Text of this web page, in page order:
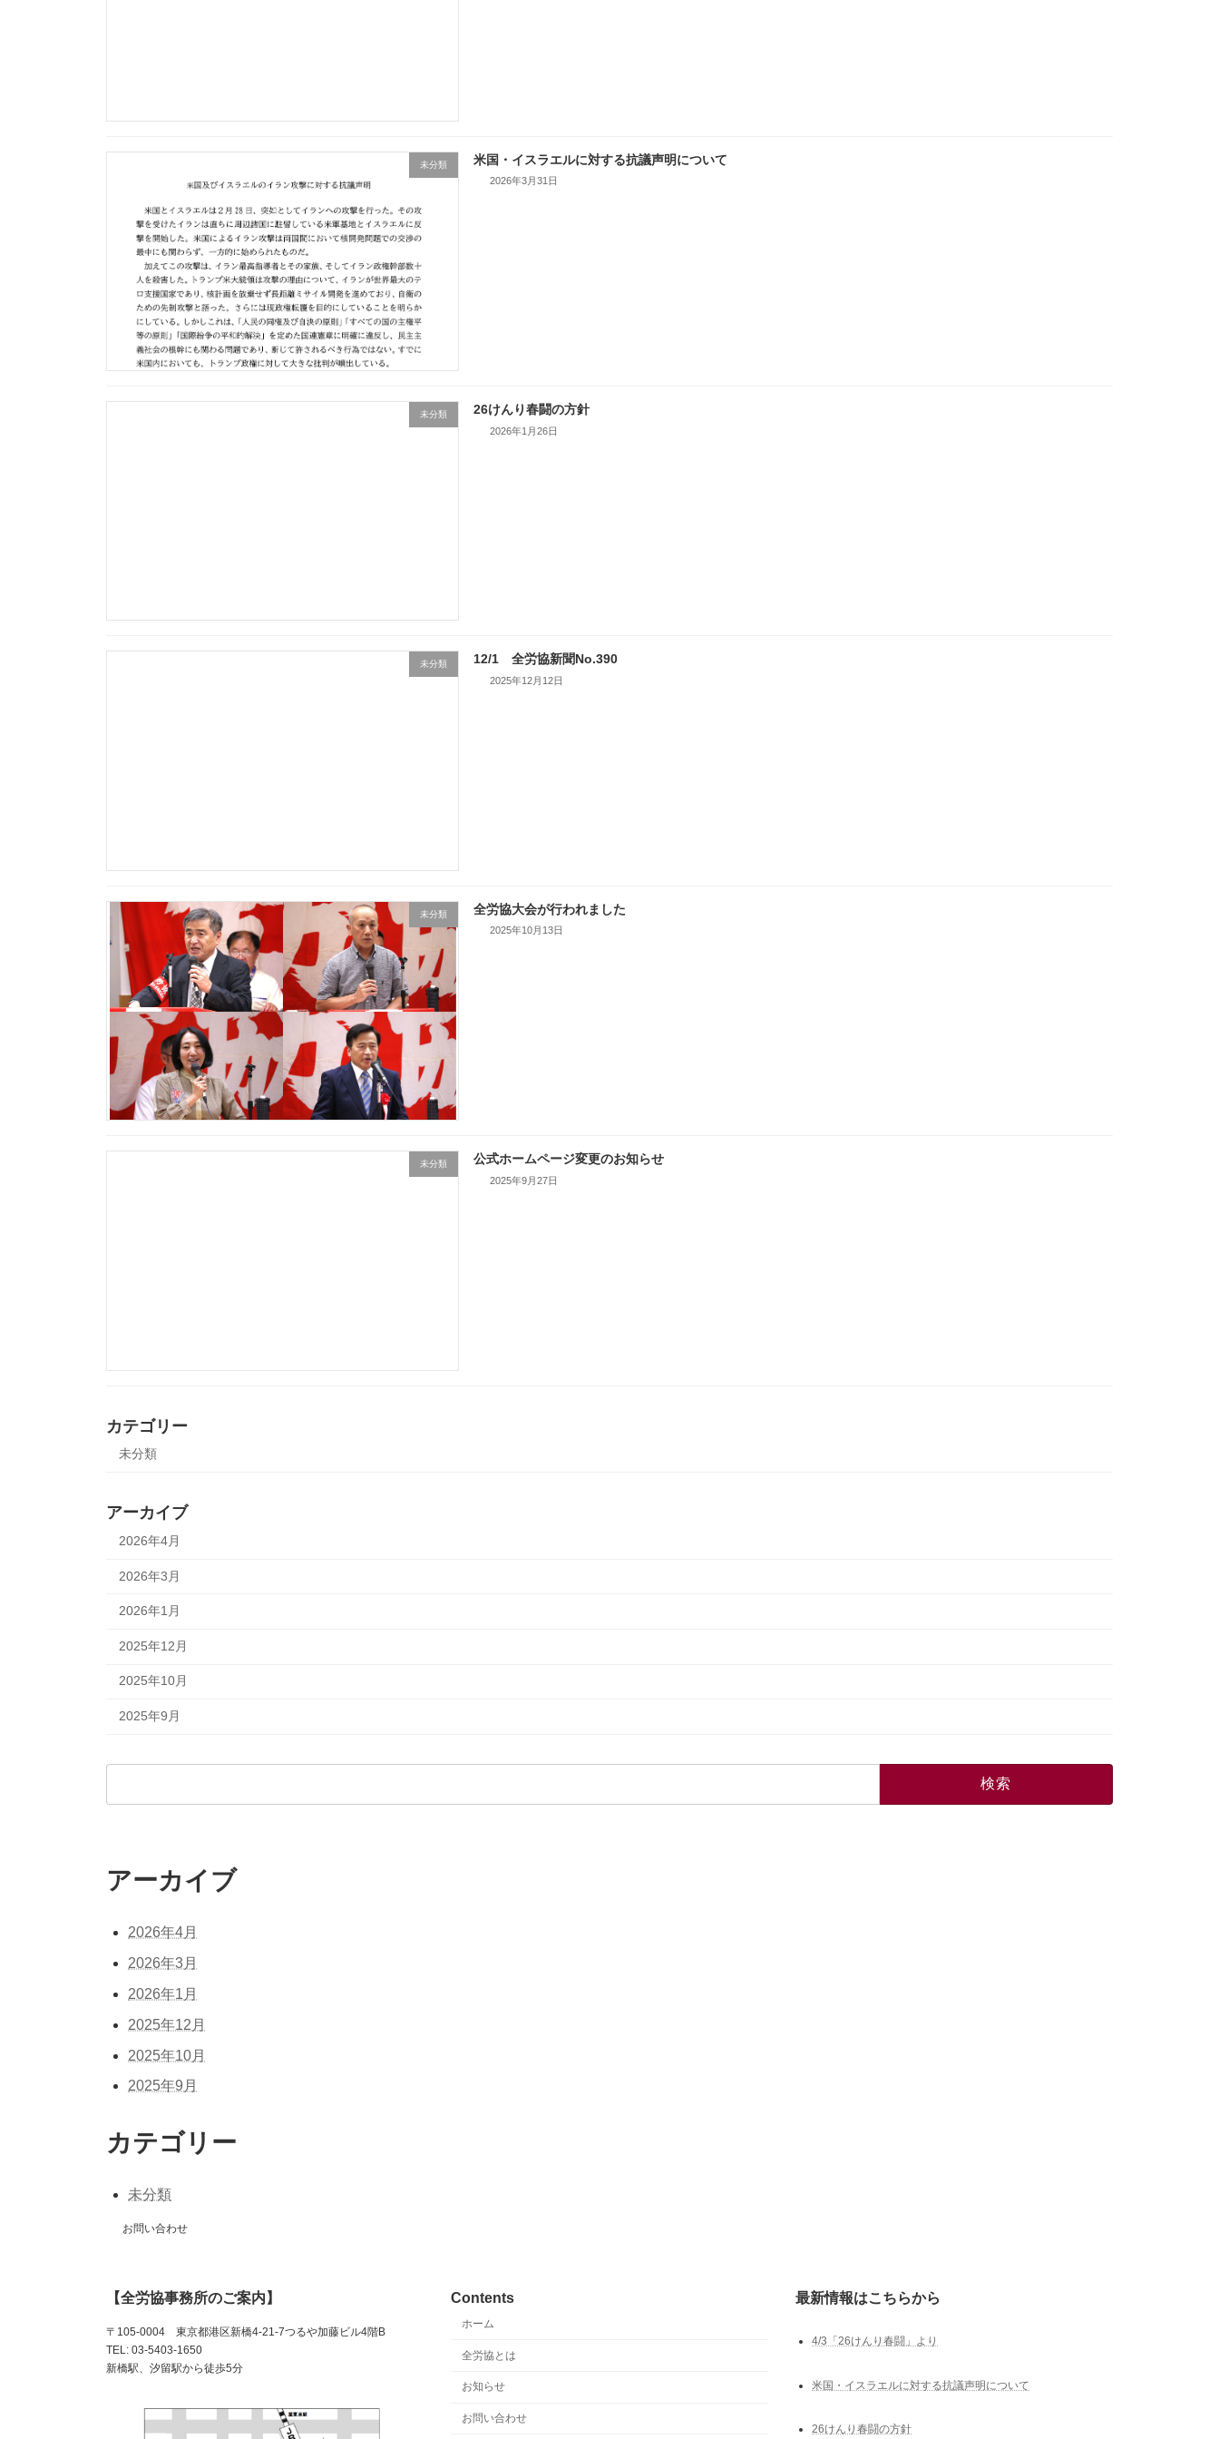
未分類 米国・イスラエルに対する抗議声明について
2026年3月31日
未分類 26けんり春闘の方針
2026年1月26日
未分類 12/1 全労協新聞No.390
2025年12月12日
未分類 全労協大会が行われました
2025年10月13日
未分類 公式ホームページ変更のお知らせ
2025年9月27日
カテゴリー
未分類
アーカイブ
2026年4月
2026年3月
2026年1月
2025年12月
2025年10月
2025年9月
アーカイブ
2026年4月
2026年3月
2026年1月
2025年12月
2025年10月
2025年9月
カテゴリー
未分類
お問い合わせ
【全労協事務所のご案内】
〒105-0004 東京都港区新橋4-21-7つるや加藤ビル4階B
TEL: 03-5403-1650
新橋駅、汐留駅から徒歩5分
Contents
ホーム
全労協とは
お知らせ
お問い合わせ
最新情報はこちらから
4/3「26けんり春闘」より
米国・イスラエルに対する抗議声明について
26けんり春闘の方針